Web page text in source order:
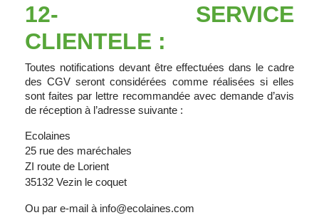
12- SERVICE
CLIENTELE :
Toutes notifications devant être effectuées dans le cadre
des CGV seront considérées comme réalisées si elles
sont faites par lettre recommandée avec demande d’avis
de réception à l’adresse suivante :
Ecolaines
25 rue des maréchales
ZI route de Lorient
35132 Vezin le coquet
Ou par e-mail à info@ecolaines.com